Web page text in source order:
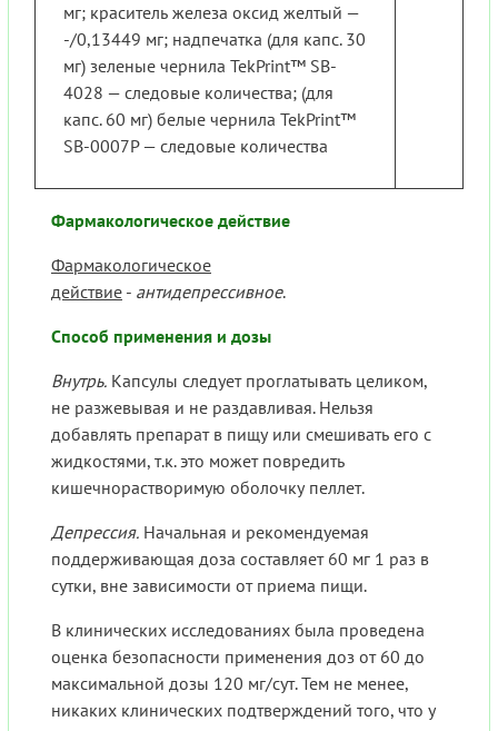
мг; краситель железа оксид желтый —
-/0,13449 мг; надпечатка (для капс. 30
мг) зеленые чернила TekPrint™ SB-
4028 — следовые количества; (для
капс. 60 мг) белые чернила TekPrint™
SB-0007P — следовые количества
Фармакологическое действие
Фармакологическое
действие - антидепрессивное.
Способ применения и дозы
Внутрь. Капсулы следует проглатывать целиком,
не разжевывая и не раздавливая. Нельзя
добавлять препарат в пищу или смешивать его с
жидкостями, т.к. это может повредить
кишечнорастворимую оболочку пеллет.
Депрессия. Начальная и рекомендуемая
поддерживающая доза составляет 60 мг 1 раз в
сутки, вне зависимости от приема пищи.
В клинических исследованиях была проведена
оценка безопасности применения доз от 60 до
максимальной дозы 120 мг/сут. Тем не менее,
никаких клинических подтверждений того, что у